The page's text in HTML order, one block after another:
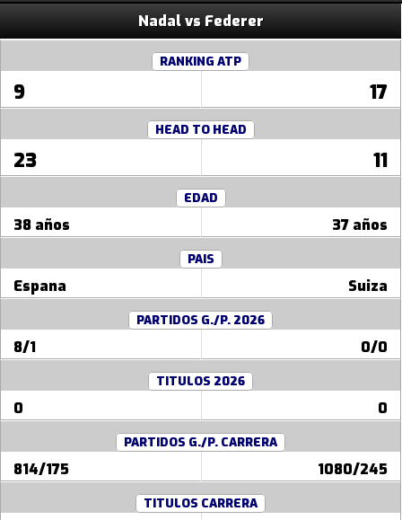
Nadal vs Federer
RANKING ATP
9 17
HEAD TO HEAD
23 11
EDAD
38 años 37 años
PAIS
Espana Suiza
PARTIDOS G./P. 2026
8/1 0/0
TITULOS 2026
0 0
PARTIDOS G./P. CARRERA
814/175 1080/245
TITULOS CARRERA